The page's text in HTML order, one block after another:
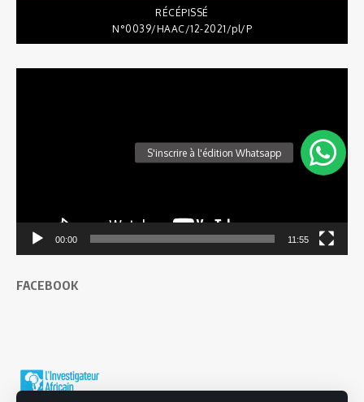
RÉCÉPISSÉ
N°0039/HAAC/12-2021/pl/P
00:00 11:55
FACEBOOK